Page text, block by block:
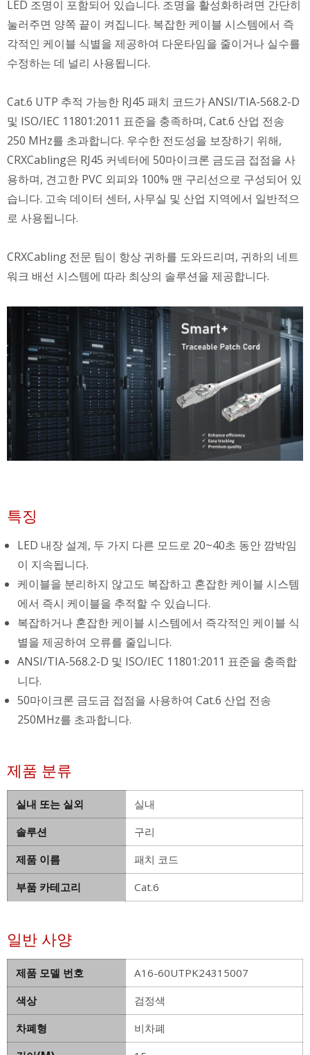
LED 조명이 포함되어 있습니다. 조명을 활성화하려면 간단히
눌러주면 양쪽 끝이 켜집니다. 복잡한 케이블 시스템에서 즉
각적인 케이블 식별을 제공하여 다운타임을 줄이거나 실수를
수정하는 데 널리 사용됩니다.
Cat.6 UTP 추적 가능한 RJ45 패치 코드가 ANSI/TIA-568.2-D
및 ISO/IEC 11801:2011 표준을 충족하며, Cat.6 산업 전송
250 MHz를 초과합니다. 우수한 전도성을 보장하기 위해,
CRXCabling은 RJ45 커넥터에 50마이크론 금도금 접점을 사
용하며, 견고한 PVC 외피와 100% 맨 구리선으로 구성되어 있
습니다. 고속 데이터 센터, 사무실 및 산업 지역에서 일반적으
로 사용됩니다.
CRXCabling 전문 팀이 항상 귀하를 도와드리며, 귀하의 네트
워크 배선 시스템에 따라 최상의 솔루션을 제공합니다.
특징
LED 내장 설계, 두 가지 다른 모드로 20~40초 동안 깜박임
이 지속됩니다.
케이블을 분리하지 않고도 복잡하고 혼잡한 케이블 시스템
에서 즉시 케이블을 추적할 수 있습니다.
복잡하거나 혼잡한 케이블 시스템에서 즉각적인 케이블 식
별을 제공하여 오류를 줄입니다.
ANSI/TIA-568.2-D 및 ISO/IEC 11801:2011 표준을 충족합
니다.
50마이크론 금도금 접점을 사용하여 Cat.6 산업 전송
250MHz를 초과합니다.
제품 분류
실내 또는 실외
실내
솔루션
구리
제품 이름
패치 코드
부품 카테고리
Cat.6
일반 사양
제품 모델 번호
A16-60UTPK24315007
색상
검정색
차폐형
비차폐